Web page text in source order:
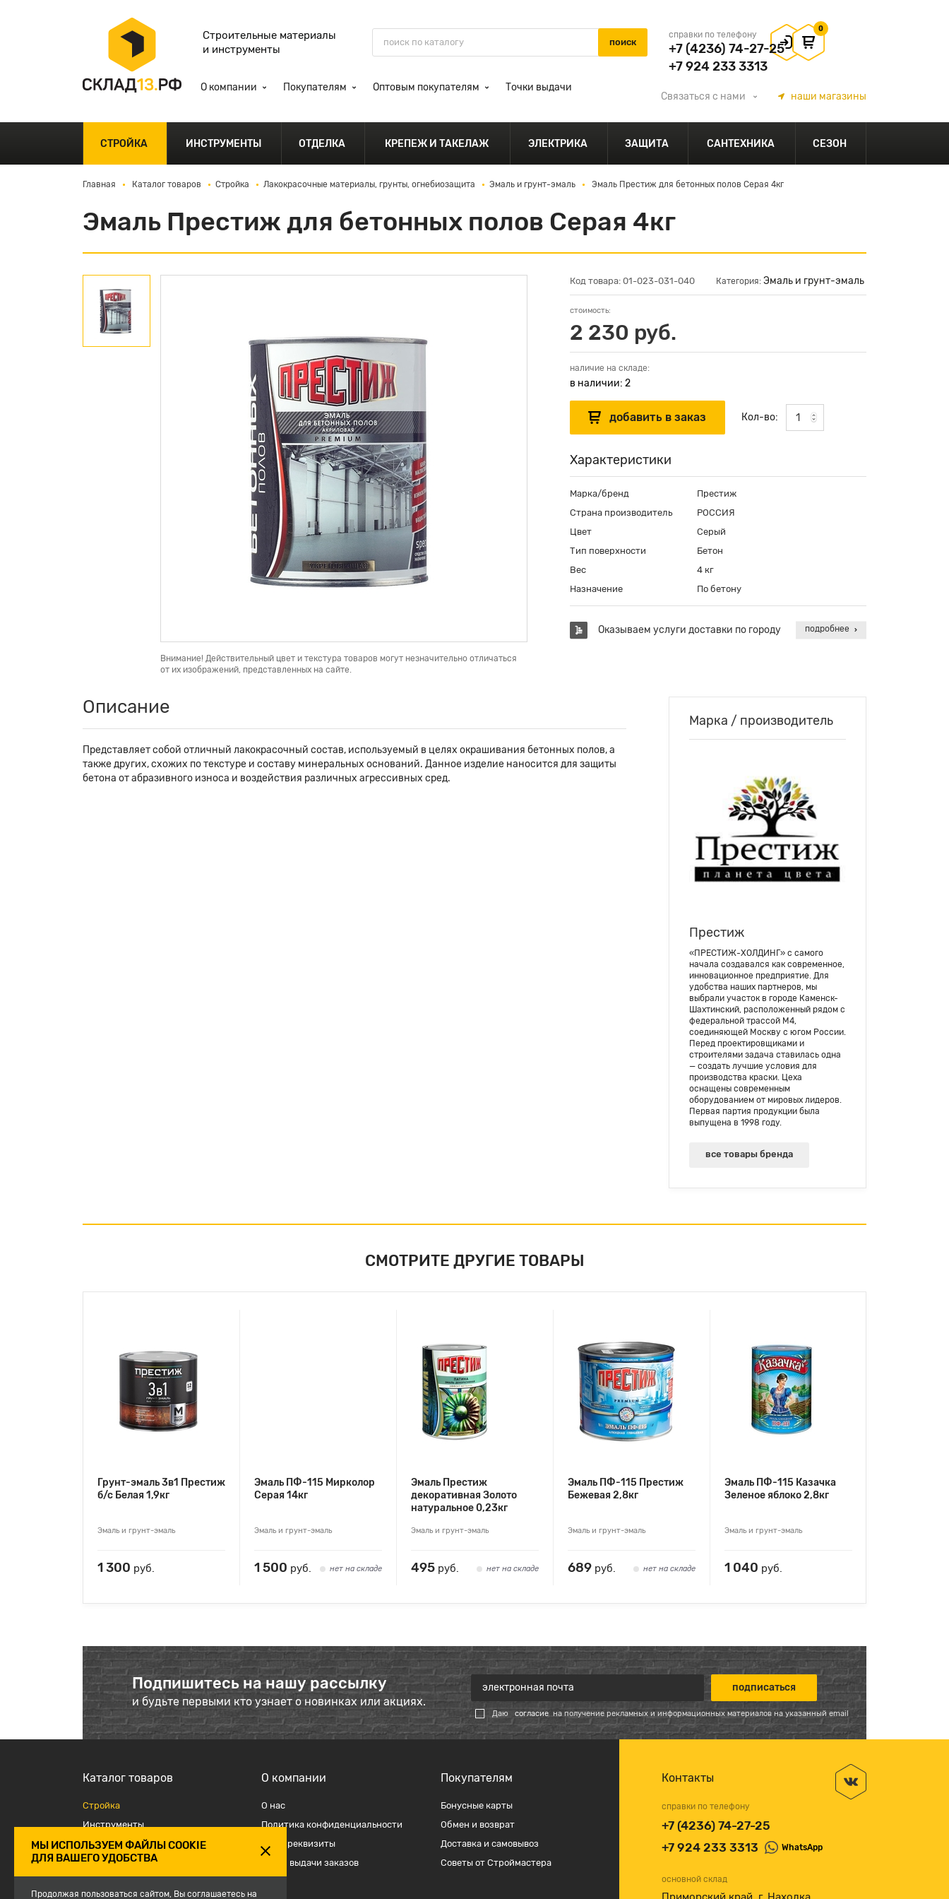
Строительные материалы
и инструменты
справки по телефону
+7 (4236) 74-27-25
+7 924 233 3313
0
О компании Покупателям Оптовым покупателям Точки выдачи
Связаться с нами наши магазины
СТРОЙКА ИНСТРУМЕНТЫ ОТДЕЛКА КРЕПЕЖ И ТАКЕЛАЖ ЭЛЕКТРИКА ЗАЩИТА САНТЕХНИКА СЕЗОН
Главная Каталог товаров Стройка Лакокрасочные материалы, грунты, огнебиозащита Эмаль и грунт-эмаль Эмаль Престиж для бетонных полов Серая 4кг
Эмаль Престиж для бетонных полов Серая 4кг
Внимание! Действительный цвет и текстура товаров могут незначительно отличаться
от их изображений, представленных на сайте.
Код товара: 01-023-031-040 Категория: Эмаль и грунт-эмаль
стоимость:
2 230 руб.
наличие на складе:
в наличии: 2
Кол-во:
Характеристики
Марка/бренд
Престиж
Страна производитель
РОССИЯ
Цвет
Серый
Тип поверхности
Бетон
Вес
4 кг
Назначение
По бетону
Оказываем услуги доставки по городу подробнее
Описание
Представляет собой отличный лакокрасочный состав, используемый в целях окрашивания бетонных полов, а
также других, схожих по текстуре и составу минеральных оснований. Данное изделие наносится для защиты
бетона от абразивного износа и воздействия различных агрессивных сред.
Марка / производитель
Престиж
«ПРЕСТИЖ-ХОЛДИНГ» с самого
начала создавался как современное,
инновационное предприятие. Для
удобства наших партнеров, мы
выбрали участок в городе Каменск-
Шахтинский, расположенный рядом с
федеральной трассой М4,
соединяющей Москву с югом России.
Перед проектировщиками и
строителями задача ставилась одна
— создать лучшие условия для
производства краски. Цеха
оснащены современным
оборудованием от мировых лидеров.
Первая партия продукции была
выпущена в 1998 году.
все товары бренда
СМОТРИТЕ ДРУГИЕ ТОВАРЫ
Грунт-эмаль 3в1 Престиж
б/с Белая 1,9кг
Эмаль и грунт-эмаль
1 300 руб.
Эмаль ПФ-115 Мирколор
Серая 14кг
Эмаль и грунт-эмаль
1 500 руб. нет на складе
Эмаль Престиж
декоративная Золото
натуральное 0,23кг
Эмаль и грунт-эмаль
495 руб. нет на складе
Эмаль ПФ-115 Престиж
Бежевая 2,8кг
Эмаль и грунт-эмаль
689 руб. нет на складе
Эмаль ПФ-115 Казачка
Зеленое яблоко 2,8кг
Эмаль и грунт-эмаль
1 040 руб.
Подпишитесь на нашу рассылку
и будьте первыми кто узнает о новинках или акциях.
Даю согласие на получение рекламных и информационных материалов на указанный email
Контакты
справки по телефону
+7 (4236) 74-27-25
+7 924 233 3313
WhatsApp
основной склад
Каталог товаров
Стройка
Инструменты
Отделка
Крепеж и такелаж
О компании
О наc
Политика конфиденциальности
Наши реквизиты
Точки выдачи заказов
Покупателям
Бонусные карты
Обмен и возврат
Доставка и самовывоз
Советы от Строймастера
МЫ ИСПОЛЬЗУЕМ ФАЙЛЫ COOKIE
ДЛЯ ВАШЕГО УДОБСТВА
Продолжая пользоваться сайтом, Вы соглашаетесь на